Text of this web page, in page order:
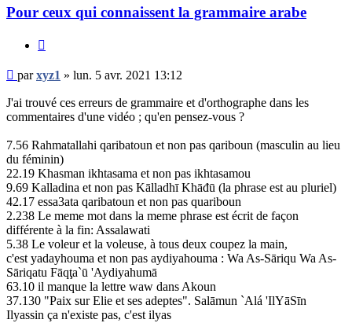
Pour ceux qui connaissent la grammaire arabe
Message
non
lu
parxyz1 » lun. 5 avr. 2021 13:12
J'ai trouvé ces erreurs de grammaire et d'orthographe dans les
commentaires d'une vidéo ; qu'en pensez-vous ?
7.56 Rahmatallahi qaribatoun et non pas qariboun (masculin au lieu
du féminin)
22.19 Khasman ikhtasama et non pas ikhtasamou
9.69 Kalladina et non pas Kālladhī Khāđū (la phrase est au pluriel)
42.17 essa3ata qaribatoun et non pas quariboun
2.238 Le meme mot dans la meme phrase est écrit de façon
différente à la fin: Assalawati
5.38 Le voleur et la voleuse, à tous deux coupez la main,
c'est yadayhouma et non pas aydiyahouma : Wa As-Sāriqu Wa As-
Sāriqatu Fāqţa`ū 'Aydiyahumā
63.10 il manque la lettre waw dans Akoun
37.130 "Paix sur Elie et ses adeptes". Salāmun `Alá 'IlYāSīn
Ilyassin ça n'existe pas, c'est ilyas